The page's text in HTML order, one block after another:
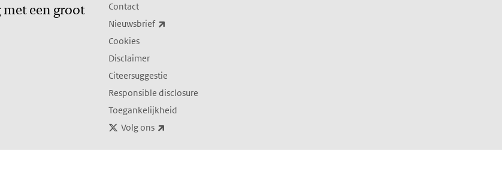
een groot
Contact
Nieuwsbrief
Cookies
Disclaimer
Citeersuggestie
Responsible disclosure
Toegankelijkheid
Volg ons